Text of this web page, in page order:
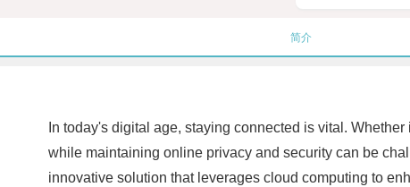
简介
In today's digital age, staying connected is vital.
while maintaining online privacy and security can be
innovative solution that leverages cloud computing to